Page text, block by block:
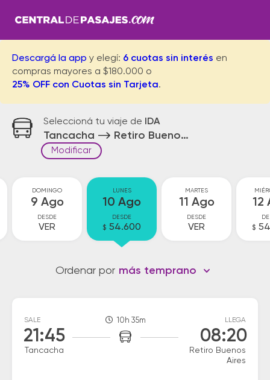
Descargá la app y elegí: 6 cuotas sin interés en
compras mayores a $180.000 o
25% OFF con Cuotas sin Tarjeta.
Seleccioná tu viaje de IDA
Tancacha Retiro Buenos Aires
Modificar
DOMINGO
9 Ago
DESDE
VER
LUNES
10 Ago
DESDE
$ 54.600
MARTES
11 Ago
DESDE
VER
12
$
Ordenar por más temprano
SALE
21:45
Tancacha
10h 35m LLEGA
08:20
Retiro Buenos
Aires